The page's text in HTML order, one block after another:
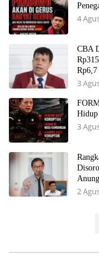
4
CBA
3
Hidup
3
Anung
2